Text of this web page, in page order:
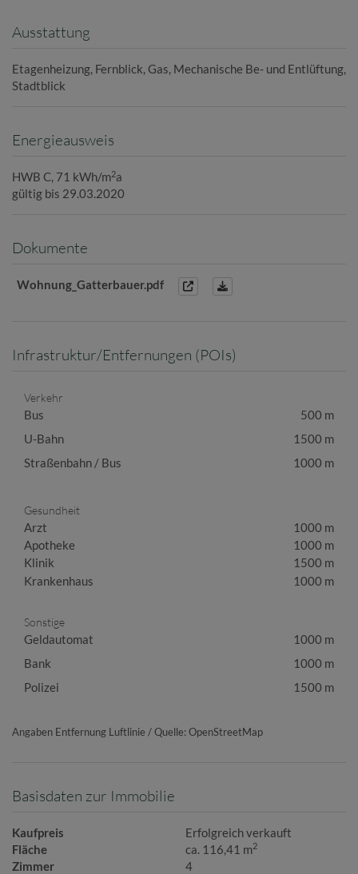
Ausstattung
Etagenheizung Fernblick Gas Mechanische Be- und Entlüftung
Stadtblick
Energieausweis
HWB C, 71 kWh/m2a
gültig bis 29.03.2020
Dokumente
Wohnung_Gatterbauer.pdf
Infrastruktur/Entfernungen (POIs)
Verkehr
Bus
500 m
U-Bahn
1500 m
Straßenbahn / Bus
1000 m
Gesundheit
Arzt
1000 m
Apotheke
1000 m
Klinik
1500 m
Krankenhaus
1000 m
Sonstige
Geldautomat
1000 m
Bank
1000 m
Polizei
1500 m
Angaben Entfernung Luftlinie / Quelle: OpenStreetMap
Basisdaten zur Immobilie
Kaufpreis
Erfolgreich verkauft
Fläche
ca. 116,41 m2
Zimmer 4